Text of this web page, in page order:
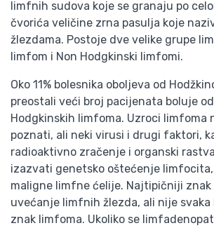
limfnih sudova koje se granaju po
čvorića veličine zrna pasulja koje
žlezdama. Postoje dve velike grupe
limfom i Non Hodgkinski limfomi.
Oko 11% bolesnika oboljeva od
preostali veći broj pacijenata boluje
Hodgkinskih limfoma. Uzroci limfoma
poznati, ali neki virusi i drugi faktori,
radioaktivno zračenje i organski
izazvati genetsko oštećenje
maligne limfne ćelije. Najtipičniji
uvećanje limfnih žlezda, ali nije
znak limfoma. Ukoliko se